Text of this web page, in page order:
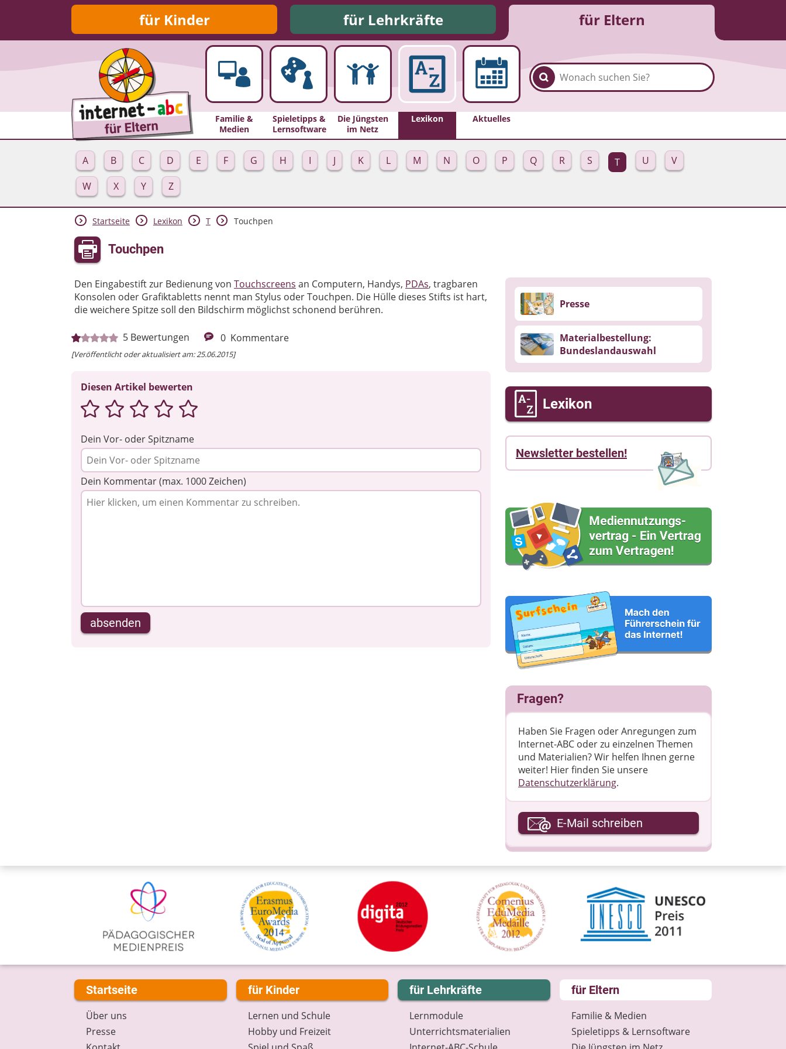
für Kinder für Lehrkräfte für Eltern
Familie &
Medien
Spieletipps &
Lernsoftware
Die Jüngsten
im Netz
Lexikon Aktuelles
A B C D E F G H I J K L M N O P Q R S T U
V
W
X Y Z
Startseite Lexikon T Touchpen
Touchpen
Den Eingabestift zur Bedienung von Touchscreens an Computern, Handys, PDAs, tragbaren
Konsolen oder Grafiktabletts nennt man Stylus oder Touchpen. Die Hülle dieses Stifts ist hart,
die weichere Spitze soll den Bildschirm möglichst schonend berühren.
5 Bewertungen 0 Kommentare
[Veröffentlicht oder aktualisiert am: 25.06.2015]
Diesen Artikel bewerten
Dein Vor- oder Spitzname
Dein Kommentar (max. 1000 Zeichen)
absenden
Presse
Materialbestellung:
Bundeslandauswahl
Lexikon
Newsletter bestellen!
Fragen?
Haben Sie Fragen oder Anregungen zum
Internet-ABC oder zu einzelnen Themen
und Materialien? Wir helfen Ihnen gerne
weiter! ​Hier finden Sie unsere
Datenschutzerklärung.
Ihre E-Mail-Adresse
Ihre Nachricht
E-Mail schreiben
Startseite
Über uns
Presse
für Kinder
Lernen und Schule
Hobby und Freizeit
für Lehrkräfte
Lernmodule
Unterrichts­materialien
für Eltern
Familie & Medien
Spieletipps & Lernsoftware